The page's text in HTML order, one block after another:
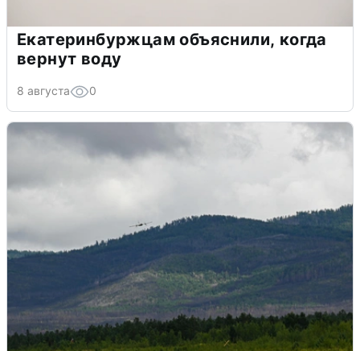
Екатеринбуржцам объяснили, когда
вернут воду
8 августа 0